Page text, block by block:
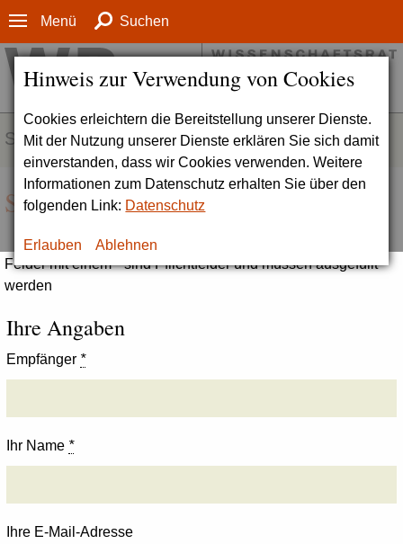
Hinweis zur Verwendung von Cookies
Cookies erleichtern die Bereitstellung unserer Dienste.
Mit der Nutzung unserer Dienste erklären Sie sich damit
einverstanden, dass wir Cookies verwenden. Weitere
Informationen zum Datenschutz erhalten Sie über den
folgenden Link: Datenschutz
Erlauben Ablehnen
Menü Suchen
SERVICE
Seite empfehlen
Felder mit einem * sind Pflichtfelder und müssen ausgefüllt
werden
Ihre Angaben
Empfänger *
Ihr Name *
Ihre E-Mail-Adresse